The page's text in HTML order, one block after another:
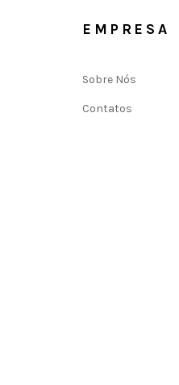
EMPRESA
Sobre Nós
Contatos